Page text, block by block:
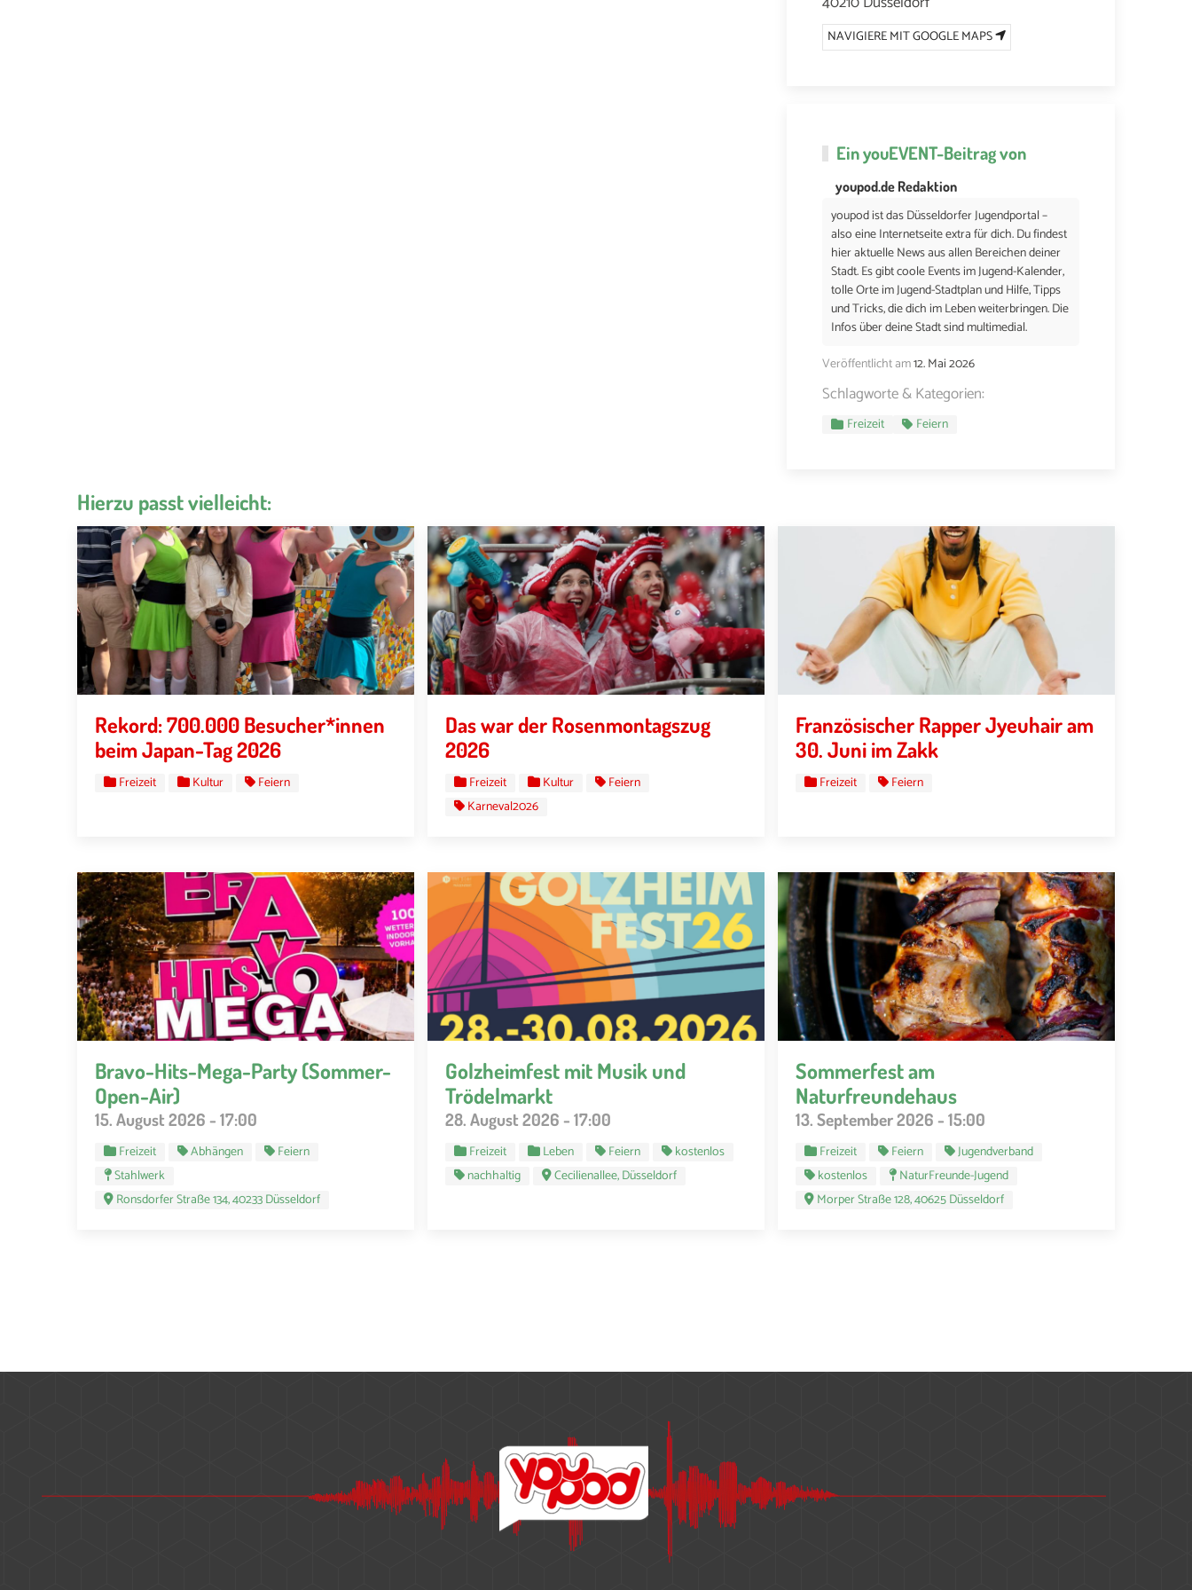
NAVIGIERE MIT GOOGLE MAPS
EinyouEVENT-Beitrag von
youpod.de Redaktion
youpod ist das Düsseldorfer Jugendportal –
also eine Internetseite extra für dich. Du findest
hier aktuelle News aus allen Bereichen deiner
Stadt. Es gibt coole Events im Jugend-Kalender,
tolle Orte im Jugend-Stadtplan und Hilfe, Tipps
und Tricks, die dich im Leben weiterbringen. Die
Infos über deine Stadt sind multimedial.
Veröffentlicht am12. Mai 2026
Schlagworte & Kategorien:
Freizeit Feiern
Hierzu passt vielleicht:
Rekord: 700.000 Besucher*innen
beim Japan-Tag 2026
Freizeit Kultur Feiern
Das war der Rosenmontagszug
2026
Freizeit Kultur
Feiern
Karneval2026
Französischer Rapper Jyeuhair am
30. Juni im Zakk
Freizeit Feiern
Bravo-Hits-Mega-Party (Sommer-
Open-Air)
15. August 2026 - 17:00
Freizeit Abhängen
Feiern
Stahlwerk
Ronsdorfer Straße 134, 40233 Düsseldorf
Golzheimfest mit Musik und
Trödelmarkt
28. August 2026 - 17:00
Freizeit Leben Feiern
kostenlos
nachhaltig
Cecilienallee, Düsseldorf
Sommerfest am
Naturfreundehaus
13. September 2026 - 15:00
Freizeit Feiern
Jugendverband
kostenlos
NaturFreunde-Jugend
Morper Straße 128, 40625 Düsseldorf